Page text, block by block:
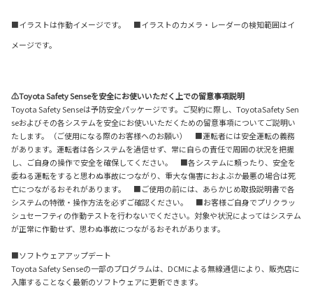
■イラストは作動イメージです。 ■イラストのカメラ・レーダーの検知範囲はイ
メージです。
⚠Toyota Safety Senseを安全にお使いいただく上での留意事項説明
Toyota Safety Senseは予防安全パッケージです。ご契約に際し、ToyotaSafety Sen
seおよびその各システムを安全にお使いいただくための留意事項についてご説明い
たします。（ご使用になる際のお客様へのお願い） ■運転者には安全運転の義務
があります。運転者は各システムを過信せず、常に自らの責任で周囲の状況を把握
し、ご自身の操作で安全を確保してください。 ■各システムに頼ったり、安全を
委ねる運転をすると思わぬ事故につながり、重大な傷害におよぶか最悪の場合は死
亡につながるおそれがあります。 ■ご使用の前には、あらかじめ取扱説明書で各
システムの特徴・操作方法を必ずご確認ください。 ■お客様ご自身でプリクラッ
シュセーフティの作動テストを行わないでください。対象や状況によってはシステム
が正常に作動せず、思わぬ事故につながるおそれがあります。
■ソフトウェアアップデート
Toyota Safety Senseの一部のプログラムは、DCMによる無線通信により、販売店に
入庫することなく最新のソフトウェアに更新できます。